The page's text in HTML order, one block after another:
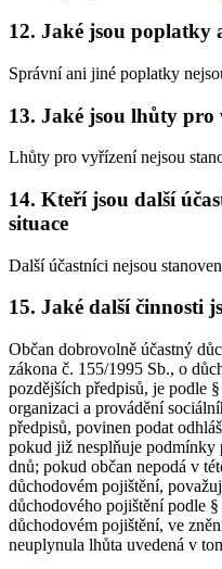
12. Jaké jsou poplatky
Správní ani jiné poplatky
13. Jaké jsou lhůty pro
Lhůty pro vyřízení nejsou
14. Kteří jsou další
situace
Další účastníci nejsou
15. Jaké další činnosti
Občan dobrovolně účastný
zákona č. 155/1995 Sb., o
pozdějších předpisů, je podle
organizaci a provádění
předpisů, povinen podat
pokud již nesplňuje podmínky
dnů; pokud občan nepodá v
důchodovém pojištění,
důchodového pojištění podle
důchodovém pojištění, ve
neuplynula lhůta uvedená v